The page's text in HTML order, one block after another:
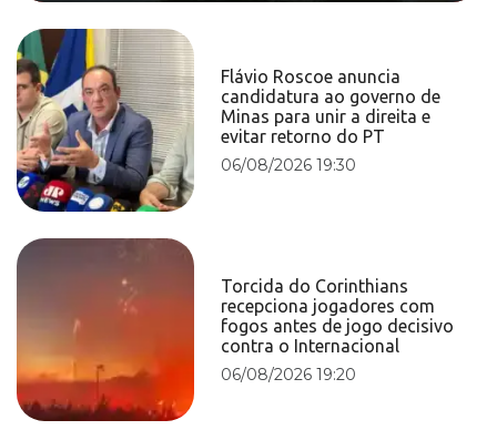
Flávio Roscoe anuncia
candidatura ao governo de
Minas para unir a direita e
evitar retorno do PT
06/08/2026 19:30
Torcida do Corinthians
recepciona jogadores com
fogos antes de jogo decisivo
contra o Internacional
06/08/2026 19:20